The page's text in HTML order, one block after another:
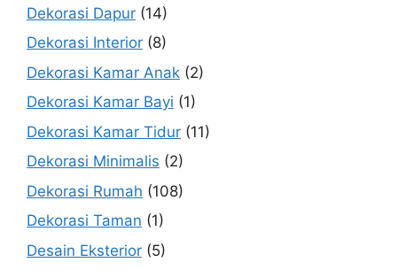
Dekorasi Dapur (14)
Dekorasi Interior (8)
Dekorasi Kamar Anak (2)
Dekorasi Kamar Bayi (1)
Dekorasi Kamar Tidur (11)
Dekorasi Minimalis (2)
Dekorasi Rumah (108)
Dekorasi Taman (1)
Desain Eksterior (5)